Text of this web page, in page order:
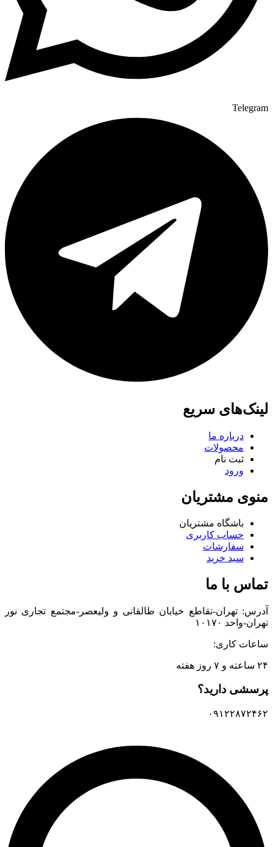
Telegram
لینک‌های سریع
درباره ما
محصولات
ثبت نام
ورود
منوی مشتریان
باشگاه مشتریان
حساب کاربری
سفارشات
سبد خرید
تماس با ما
آدرس: تهران-تقاطع خیابان طالقانی و ولیعصر-مجتمع تجاری نور
تهران-واحد ۱۰۱۷۰
ساعات کاری:
۲۴ ساعته و ۷ روز هفته
پرسشی دارید؟
۰۹۱۲۲۸۷۲۴۶۲